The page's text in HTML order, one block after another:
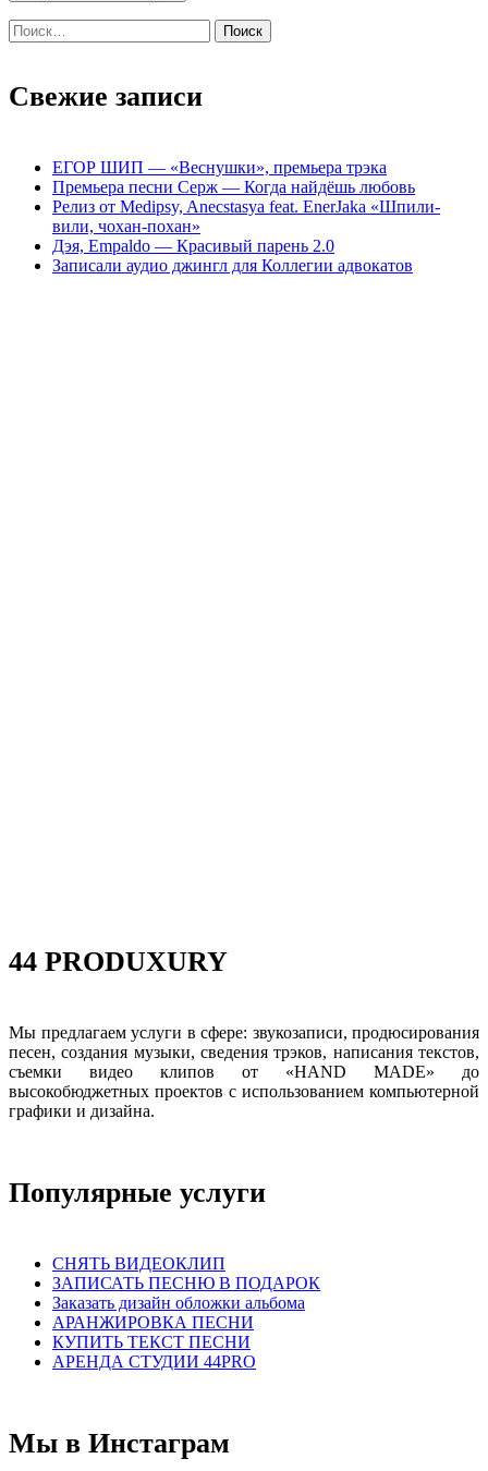
Найти:
Свежие записи
ЕГОР ШИП — «Веснушки», премьера трэка
Премьера песни Серж — Когда найдёшь любовь
Релиз от Medipsy, Anecstasya feat. EnerJaka «Шпили-
вили, чохан-похан»
Дэя, Empaldo — Красивый парень 2.0
Записали аудио джингл для Коллегии адвокатов
44 PRODUXURY
Мы предлагаем услуги в сфере: звукозаписи, продюсирования
песен, создания музыки, сведения трэков, написания текстов,
съемки видео клипов от «HAND MADE» до
высокобюджетных проектов с использованием компьютерной
графики и дизайна.
Популярные услуги
СНЯТЬ ВИДЕОКЛИП
ЗАПИСАТЬ ПЕСНЮ В ПОДАРОК
Заказать дизайн обложки альбома
АРАНЖИРОВКА ПЕСНИ
КУПИТЬ ТЕКСТ ПЕСНИ
АРЕНДА СТУДИИ 44PRO
Мы в Инстаграм